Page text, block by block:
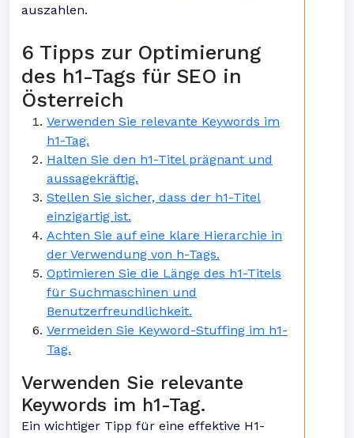
auszahlen.
6 Tipps zur Optimierung
des h1-Tags für SEO in
Österreich
Verwenden Sie relevante Keywords im
h1-Tag.
Halten Sie den h1-Titel prägnant und
aussagekräftig.
Stellen Sie sicher, dass der h1-Titel
einzigartig ist.
Achten Sie auf eine klare Hierarchie in
der Verwendung von h-Tags.
Optimieren Sie die Länge des h1-Titels
für Suchmaschinen und
Benutzerfreundlichkeit.
Vermeiden Sie Keyword-Stuffing im h1-
Tag.
Verwenden Sie relevante
Keywords im h1-Tag.
Ein wichtiger Tipp für eine effektive H1-